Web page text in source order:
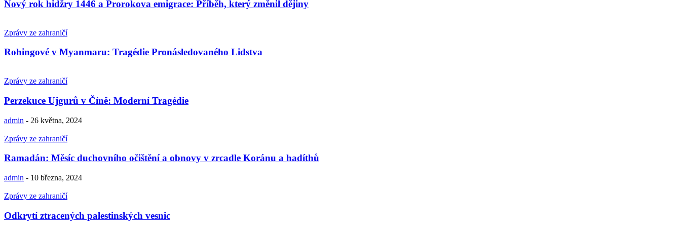
Nový rok hidžry 1446 a Prorokova emigrace: Příběh, který změnil dějiny
Zprávy ze zahraničí
Rohingové v Myanmaru: Tragédie Pronásledovaného Lidstva
Zprávy ze zahraničí
Perzekuce Ujgurů v Číně: Moderní Tragédie
admin - 26 května, 2024
Zprávy ze zahraničí
Ramadán: Měsíc duchovního očištění a obnovy v zrcadle Koránu a hadíthů
admin - 10 března, 2024
Zprávy ze zahraničí
Odkrytí ztracených palestinských vesnic